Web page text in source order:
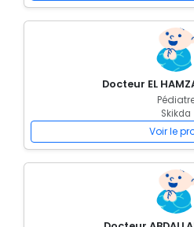
Skikda
Voir le